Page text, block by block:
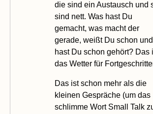
die sind ein Austausch und
sind nett. Was hast Du
gemacht, was macht der
gerade, weißt Du schon und
hast Du schon gehört? Das
das Wetter für
Das ist schon mehr als die
kleinen Gespräche (um das
schlimme Wort Small Talk